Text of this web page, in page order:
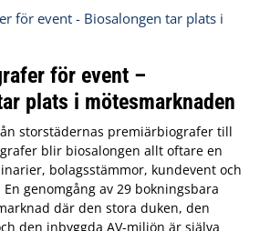
för event –
plats i mötesmarknaden
storstädernas premiärbiografer till
blir biosalongen allt oftare en
bolagsstämmor, kundevent och
genomgång av 29 bokningsbara
där den stora duken, den
den inbyggda AV-miljön är själva